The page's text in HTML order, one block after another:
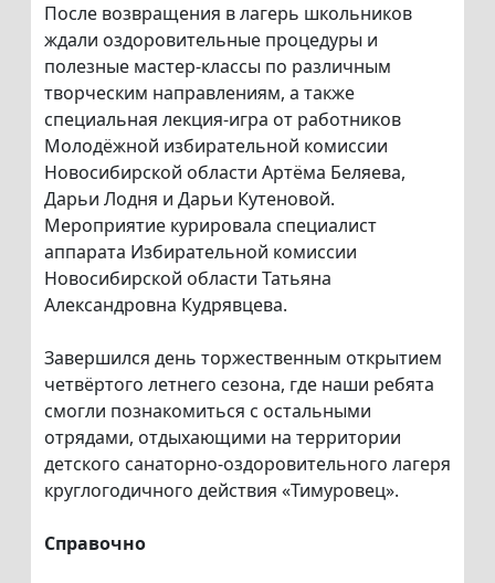
После возвращения в лагерь школьников
ждали оздоровительные процедуры и
полезные мастер-классы по различным
творческим направлениям, а также
специальная лекция-игра от работников
Молодёжной избирательной комиссии
Новосибирской области Артёма Беляева,
Дарьи Лодня и Дарьи Кутеновой.
Мероприятие курировала специалист
аппарата Избирательной комиссии
Новосибирской области Татьяна
Александровна Кудрявцева.
Завершился день торжественным открытием
четвёртого летнего сезона, где наши ребята
смогли познакомиться с остальными
отрядами, отдыхающими на территории
детского санаторно-оздоровительного лагеря
круглогодичного действия «Тимуровец».
Справочно